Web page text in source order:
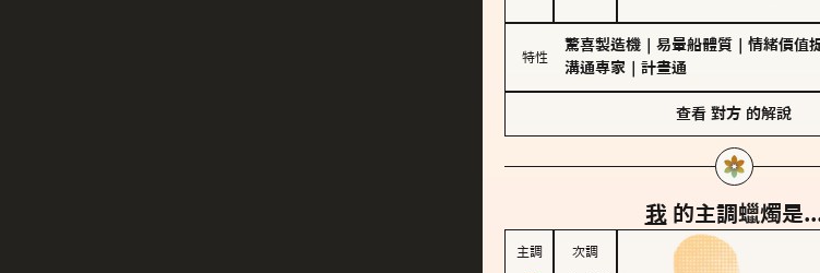
特性
驚喜製造機 易暈船體質 情緒價值
溝通專家
計畫通
查看 對方 的解說
我 的主調蠟燭是
主調 次調